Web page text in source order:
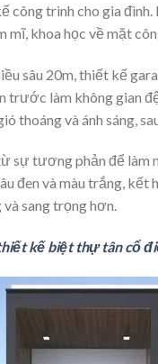
công trình cho gia
mĩ, khoa học về mặt
sâu 20m, thiết kế
trước làm không gian
thoáng và ánh sáng,
sự tương phản để làm
đen và màu trắng,
sang trọng hơn.
kế biệt thự tân cổ